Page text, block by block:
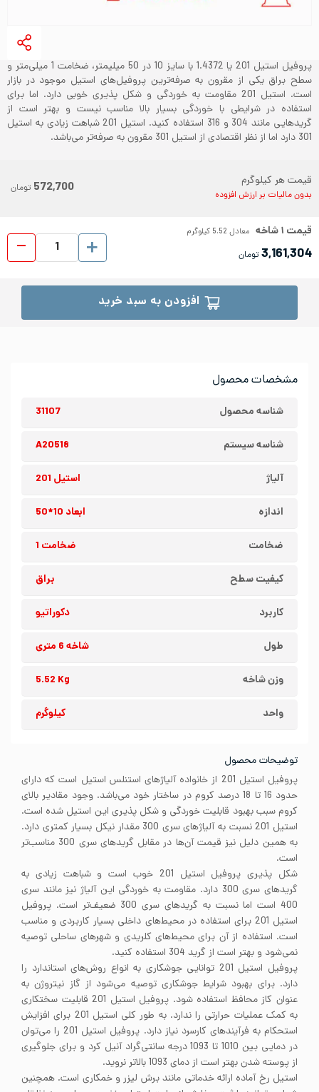
مشخصات محصول
شناسه محصول 31107
شناسه سیستم A20518
آلیاژ استیل 201
اندازه ابعاد 10*50
ضخامت ضخامت 1
کیفیت سطح براق
کاربرد دکوراتیو
طول شاخه 6 متری
وزن شاخه 5.52 Kg
واحد کیلوگرم
توضیحات محصول
پروفیل استیل 201 از خانواده آلیاژهای استنلس استیل است که دارای
حدود 16 تا 18 درصد کروم در ساختار خود می‌باشد. وجود مقادیر بالای
کروم سبب بهبود قابلیت خوردگی و شکل پذیری این استیل شده است.
استیل 201 نسبت به آلیاژهای سری 300 مقدار نیکل بسیار کمتری دارد.
به همین دلیل نیز قیمت آن‌ها در مقابل گریدهای سری 300 مناسب‌تر
است.
شکل پذیری پروفیل استیل 201 خوب است و شباهت زیادی به
گریدهای سری 300 دارد. مقاومت به خوردگی این آلیاژ نیز مانند سری
400 است اما نسبت به گریدهای سری 300 ضعیف‌تر است. پروفیل
استیل 201 برای استفاده در محیط‌های داخلی بسیار کاربردی و مناسب
است. استفاده از آن برای محیط‌های کلریدی و شهرهای ساحلی توصیه
نمی‌شود و بهتر است از گرید 304 استفاده کنید.
پروفیل استیل 201 توانایی جوشکاری به انواع روش‌های استاندارد را
دارد. برای بهبود شرایط جوشکاری توصیه می‌شود از گاز نیتروژن به
عنوان کاز محافظ استفاده شود. پروفیل استیل 201 قابلیت سختکاری
به کمک عملیات حرارتی را ندارد. به طور کلی استیل 201 برای افزایش
استحکام به فرآیندهای کارسرد نیاز دارد. پروفیل استیل 201 را می‌توان
در دمایی بین 1010 تا 1093 درجه سانتی‌گراد آنیل کرد و برای جلوگیری
از پوسته شدن بهتر است از دمای 1093 بالاتر نروید.
استیل رخ آماده ارائه خدماتی مانند برش لیزر و خمکاری است. همچنین
پروفیل استیل 201 یا 1.4372 با سایز 10 در 50 میلیمتر، ضخامت 1 میلی‌متر و
سطح براق یکی از مقرون به صرفه‌ترین پروفیل‌های استیل موجود در بازار
است. استیل 201 مقاومت به خوردگی و شکل پذیری خوبی دارد. اما برای
استفاده در شرایطی با خوردگی بسیار بالا مناسب نیست و بهتر است از
گریدهایی مانند 304 و 316 استفاده کنید. استیل 201 شباهت زیادی به استیل
301 دارد اما از نظر اقتصادی از استیل 301 مقرون به صرفه‌تر می‌باشد.
قیمت هر کیلوگرم
بدون مالیات بر ارزش افزوده 572,700 تومان
قیمت ۱شاخه معادل5.52 کیلوگرم
3,161,304تومان
افزودن به سبد خرید